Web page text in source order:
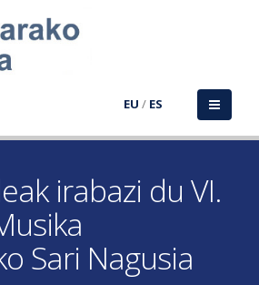
EU / ES
irabazi du VI.
Sari Nagusia